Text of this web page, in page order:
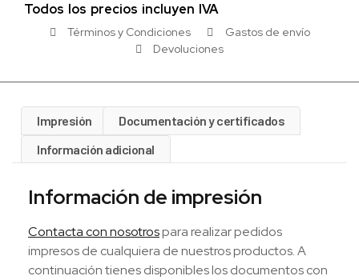
Todos los precios incluyen IVA
Términos y Condiciones
Gastos de envío
Devoluciones
Impresión
Documentación y certificados
Información adicional
Información de impresión
Contacta con nosotrospara realizar pedidos
impresos de cualquiera de nuestros productos. A
continuación tienes disponibles los documentos con